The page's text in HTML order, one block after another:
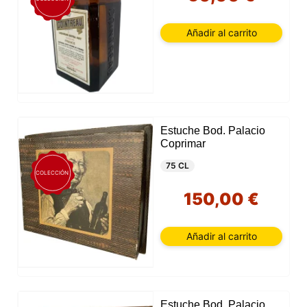
Añadir al carrito
COLECCIÓN
Estuche Bod. Palacio
Coprimar
75 CL
150,00 €
Añadir al carrito
Estuche Bod. Palacio